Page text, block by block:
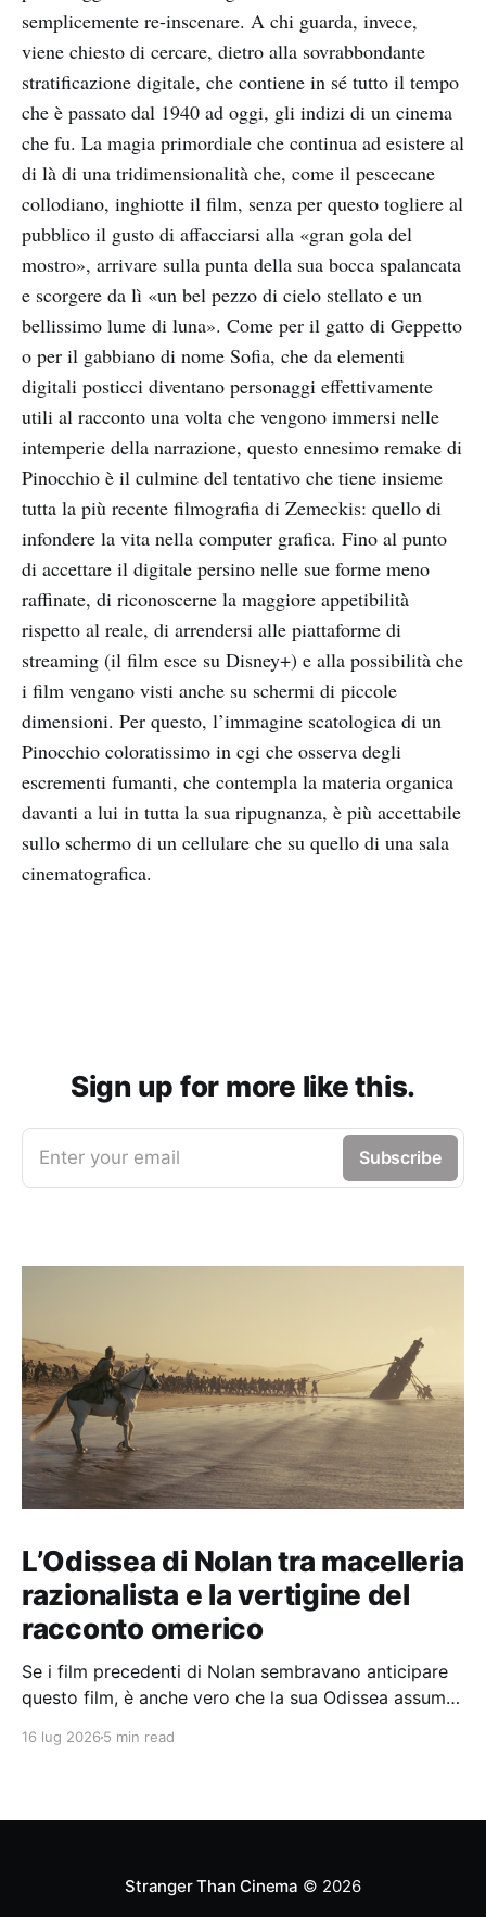
semplicemente re-inscenare. A chi guarda, invece,
viene chiesto di cercare, dietro alla sovrabbondante
stratificazione digitale, che contiene in sé tutto il tempo
che è passato dal 1940 ad oggi, gli indizi di un cinema
che fu. La magia primordiale che continua ad esistere al
di là di una tridimensionalità che, come il pescecane
collodiano, inghiotte il film, senza per questo togliere al
pubblico il gusto di affacciarsi alla «gran gola del
mostro», arrivare sulla punta della sua bocca spalancata
e scorgere da lì «un bel pezzo di cielo stellato e un
bellissimo lume di luna». Come per il gatto di Geppetto
o per il gabbiano di nome Sofia, che da elementi
digitali posticci diventano personaggi effettivamente
utili al racconto una volta che vengono immersi nelle
intemperie della narrazione, questo ennesimo remake di
Pinocchio è il culmine del tentativo che tiene insieme
tutta la più recente filmografia di Zemeckis: quello di
infondere la vita nella computer grafica. Fino al punto
di accettare il digitale persino nelle sue forme meno
raffinate, di riconoscerne la maggiore appetibilità
rispetto al reale, di arrendersi alle piattaforme di
streaming (il film esce su Disney+) e alla possibilità che
i film vengano visti anche su schermi di piccole
dimensioni. Per questo, l’immagine scatologica di un
Pinocchio coloratissimo in cgi che osserva degli
escrementi fumanti, che contempla la materia organica
davanti a lui in tutta la sua ripugnanza, è più accettabile
sullo schermo di un cellulare che su quello di una sala
cinematografica.
Sign up for more like this.
Enter your email Subscribe
L’Odissea di Nolan tra macelleria
razionalista e la vertigine del
racconto omerico
Se i film precedenti di Nolan sembravano anticipare
questo film, è anche vero che la sua Odissea assume
16 lug 2026 5 min read
Stranger Than Cinema © 2026